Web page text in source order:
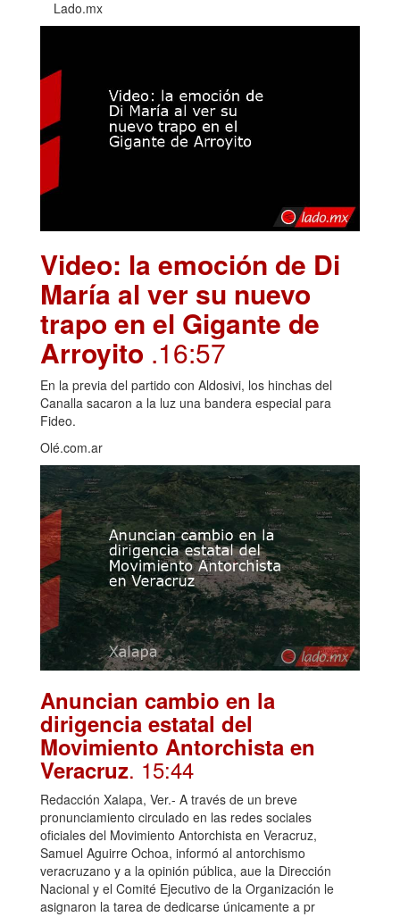
Lado.mx
Video: la emoción de Di
María al ver su nuevo
trapo en el Gigante de
Arroyito .16:57
En la previa del partido con Aldosivi, los hinchas del
Canalla sacaron a la luz una bandera especial para
Fideo.
Olé.com.ar
Anuncian cambio en la
dirigencia estatal del
Movimiento Antorchista en
Veracruz. 15:44
Redacción Xalapa, Ver.- A través de un breve
pronunciamiento circulado en las redes sociales
oficiales del Movimiento Antorchista en Veracruz,
Samuel Aguirre Ochoa, informó al antorchismo
veracruzano y a la opinión pública, aue la Dirección
Nacional y el Comité Ejecutivo de la Organización le
asignaron la tarea de dedicarse únicamente a pr